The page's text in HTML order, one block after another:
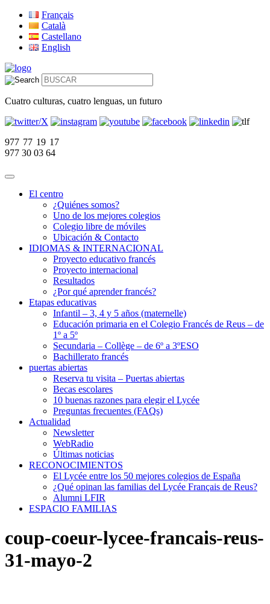
Français
Català
Castellano
English
Cuatro culturas, cuatro lenguas, un futuro
977 77 19 17
977 30 03 64
El centro
¿Quiénes somos?
Uno de los mejores colegios
Colegio libre de móviles
Ubicación & Contacto
IDIOMAS & INTERNACIONAL
Proyecto educativo francés
Proyecto internacional
Resultados
¿Por qué aprender francés?
Etapas educativas
Infantil – 3, 4 y 5 años (maternelle)
Educación primaria en el Colegio Francés de Reus – de
1º a 5º
Secundaria – Collège – de 6º a 3ºESO
Bachillerato francés
puertas abiertas
Reserva tu visita – Puertas abiertas
Becas escolares
10 buenas razones para elegir el Lycée
Preguntas frecuentes (FAQs)
Actualidad
Newsletter
WebRadio
Últimas noticias
RECONOCIMIENTOS
El Lycée entre los 50 mejores colegios de España
¿Qué opinan las familias del Lycée Français de Reus?
Alumni LFIR
ESPACIO FAMILIAS
coup-coeur-lycee-francais-reus-
31-mayo-2